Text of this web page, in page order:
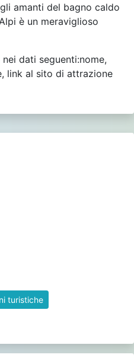
amanti del bagno caldo
è un meraviglioso
dati seguenti:nome,
link al sito di attrazione
turistiche